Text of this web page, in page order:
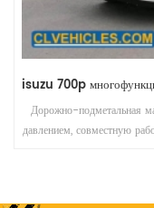
Подметально-
Drive high pressure
engine. The function